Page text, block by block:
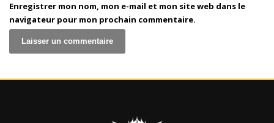
Enregistrer mon nom, mon e-mail et mon site web dans le
navigateur pour mon prochain commentaire.